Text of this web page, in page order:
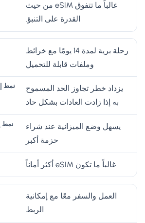
غالباً ما تتفوق eSIM من حيث
القدرة على التنبؤ.
رحلة برية لمدة 14 يومًا مع خرائط
وملفات قابلة للتحميل
يزداد خطر تجاوز الحد المسموح
به إذا زادت العادات بشكل حاد
يسهل وضع الميزانية عند شراء
حزمة أكبر
غالباً ما تكون eSIM أكثر أماناً
العمل والسفر معًا مع إمكانية
الربط